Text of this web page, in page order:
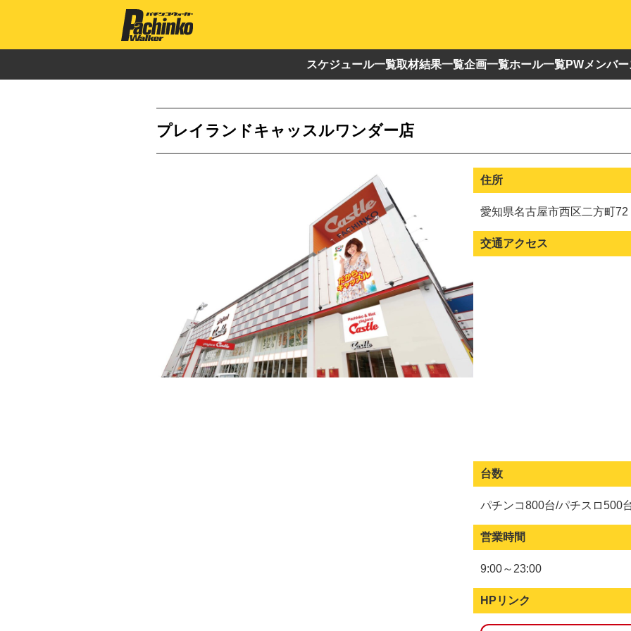
スケジュール一覧取材結果一覧企画一覧ホール一覧PWメンバ
プレイランドキャッスルワンダー店
住所
愛知県名古屋市西区二方町72
交通アクセス
台数
パチンコ800台/パチスロ500
営業時間
9:00～23:00
HPリンク